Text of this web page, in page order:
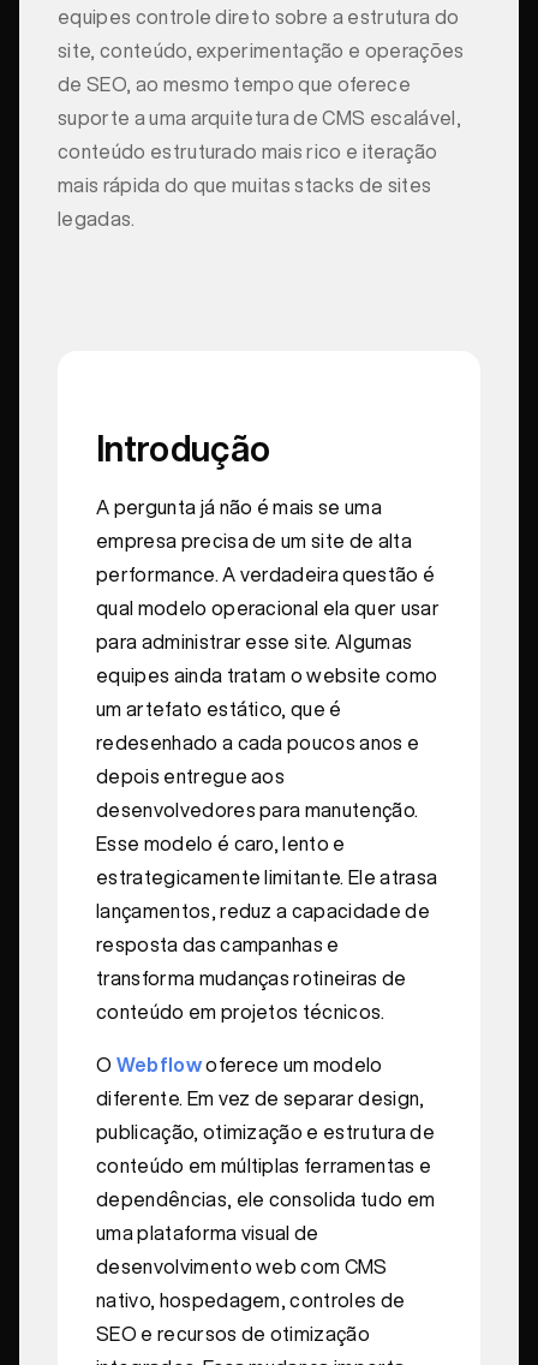
equipes controle direto sobre a estrutura do
site, conteúdo, experimentação e operações
de SEO, ao mesmo tempo que oferece
suporte a uma arquitetura de CMS escalável,
conteúdo estruturado mais rico e iteração
mais rápida do que muitas stacks de sites
legadas.
Introdução
A pergunta já não é mais se uma
empresa precisa de um site de alta
performance. A verdadeira questão é
qual modelo operacional ela quer usar
para administrar esse site. Algumas
equipes ainda tratam o website como
um artefato estático, que é
redesenhado a cada poucos anos e
depois entregue aos
desenvolvedores para manutenção.
Esse modelo é caro, lento e
estrategicamente limitante. Ele atrasa
lançamentos, reduz a capacidade de
resposta das campanhas e
transforma mudanças rotineiras de
conteúdo em projetos técnicos.
O Webflowoferece um modelo
diferente. Em vez de separar design,
publicação, otimização e estrutura de
conteúdo em múltiplas ferramentas e
dependências, ele consolida tudo em
uma plataforma visual de
desenvolvimento web com CMS
nativo, hospedagem, controles de
SEO e recursos de otimização